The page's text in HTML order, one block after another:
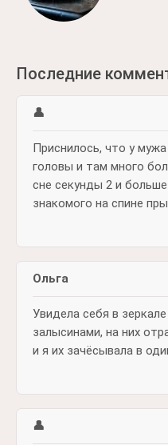
Последние
👤
Приснилось, что у
головы и там много
сне секунды 2 и
знакомого на спине
Ольга
Увидела себя в
залысинами, на них
и я их зачёсывала в
👤